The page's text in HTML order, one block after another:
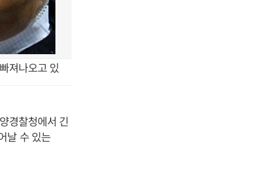
져나오고 있
경찰청에서 긴
날 수 있는